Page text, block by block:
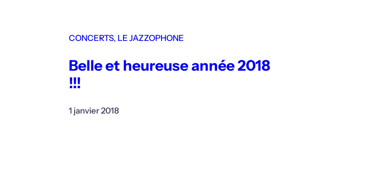
CONCERTS, LE JAZZOPHONE
Belle et heureuse année 2018
!!!
1 janvier 2018